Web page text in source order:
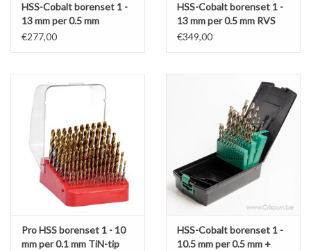
Verspaanbaar materiaal |
Werkplaatsinrichting |
Machines |
Cadeaubonnen &
Relatiegeschenken |
Onderdelen |
HSS-Cobalt borenset 1 -
13 mm per 0.5 mm
€277,00
HSS-Cobalt borenset 1 -
13 mm per 0.5 mm RVS
€349,00
Pro HSS borenset 1 - 10
mm per 0.1 mm TiN-tip
HSS-Cobalt borenset 1 -
10.5 mm per 0.5 mm +